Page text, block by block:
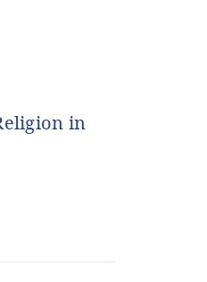
in